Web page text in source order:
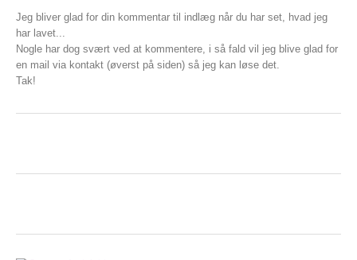
Jeg bliver glad for din kommentar til indlæg når du har set, hvad jeg
har lavet...
Nogle har dog svært ved at kommentere, i så fald vil jeg blive glad for
en mail via kontakt (øverst på siden) så jeg kan løse det.
Tak!